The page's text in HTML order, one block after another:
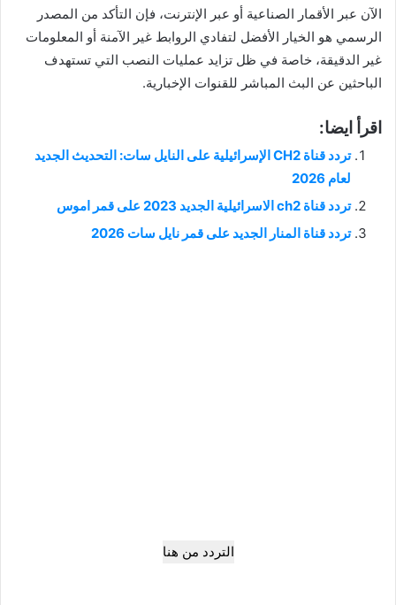
الآن عبر الأقمار الصناعية أو عبر الإنترنت، فإن التأكد من المصدر
الرسمي هو الخيار الأفضل لتفادي الروابط غير الآمنة أو المعلومات
غير الدقيقة، خاصة في ظل تزايد عمليات النصب التي تستهدف
الباحثين عن البث المباشر للقنوات الإخبارية.
اقرأ ايضا:
تردد قناة CH2 الإسرائيلية على النايل سات: التحديث الجديد
لعام 2026
تردد قناة ch2 الاسرائيلية الجديد 2023 على قمر اموس
تردد قناة المنار الجديد على قمر نايل سات 2026
التردد من هنا